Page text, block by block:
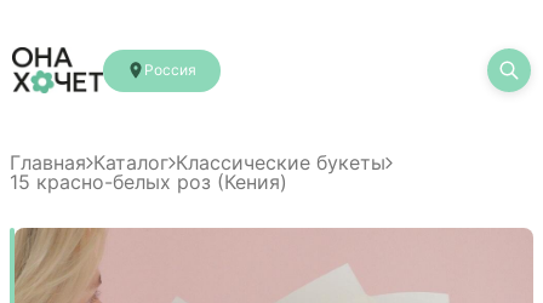
Россия
Главная Каталог Классические букеты
15 красно-белых роз (Кения)